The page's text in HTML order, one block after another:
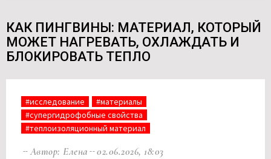
КАК ПИНГВИНЫ: МАТЕРИАЛ, КОТОРЫЙ
МОЖЕТ НАГРЕВАТЬ, ОХЛАЖДАТЬ И
БЛОКИРОВАТЬ ТЕПЛО
#исследование
#материалы
#супергидрофобные свойства
#теплоизоляционный материал
Автор: Елена 02.06.2026, 18:03